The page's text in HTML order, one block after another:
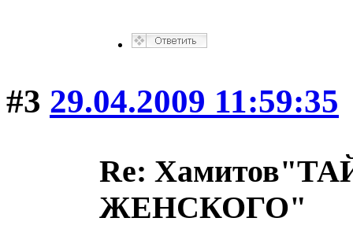
#3 29.04.2009 11:59:35
Re:
ЖЕНСКОГО"